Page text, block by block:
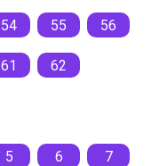
54 55 56
61 62
5 6 7